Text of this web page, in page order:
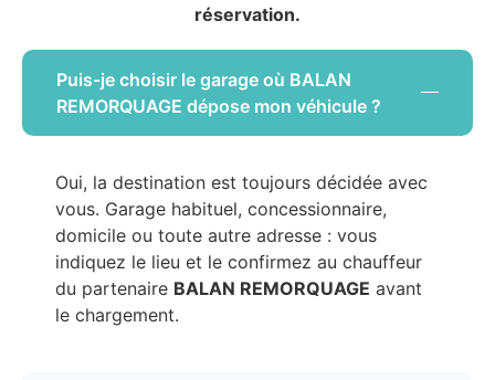
réservation.
Puis-je choisir le garage où BALAN
REMORQUAGE dépose mon véhicule ?
Oui, la destination est toujours décidée avec
vous. Garage habituel, concessionnaire,
domicile ou toute autre adresse : vous
indiquez le lieu et le confirmez au chauffeur
du partenaire BALAN REMORQUAGE avant
le chargement.